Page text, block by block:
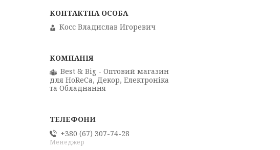
Косс Владислав Игоревич
Best & Big - Оптовий магазин
для HoReCa, Декор, Електроніка
та Обладнання
+380 (67) 307-74-28
Менеджер